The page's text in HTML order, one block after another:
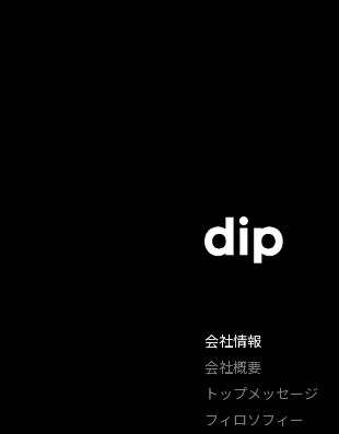
会社情報
会社概要
トップメッセージ
フィロソフィー